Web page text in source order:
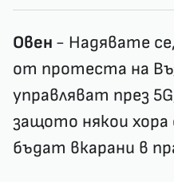
Овен - Надявате
от протеста на
управляват през
защото някои
бъдат вкарани в